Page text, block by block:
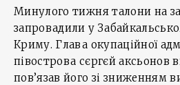
Минулого тижня талони на
запровадили у
Криму. Глава окупаційної
півострова сєргєй аксьонов
пов’язав його зі зниженням